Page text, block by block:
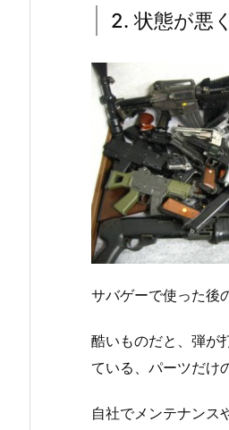
2. 状態が悪
サバゲーで使った後
酷いものだと、弾が
ている、パーツだけ
自社でメンテナンス